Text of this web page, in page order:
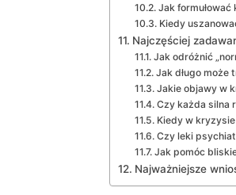
Jak
Kiedy
Najczęściej
Jak odróżnić
Jak długo
Jakie objawy w
Czy każda silna
Kiedy w
Czy leki
Jak pomóc
Najważniejsze